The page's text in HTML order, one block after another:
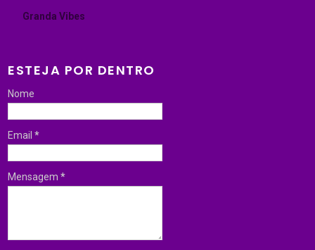
Granda Vibes
ESTEJA POR DENTRO
Nome
Email*
Mensagem*